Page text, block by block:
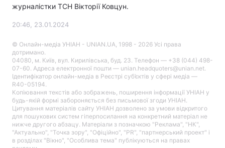
журналістки ТСН Вікторії Ковцун.
20:46, 23.01.2024
© Онлайн-медіа УНІАН - UNIAN.UA, 1998 - 2026 Усі права
дотримано.
04080, м. Київ, вул. Кирилівська, буд. 23. Телефон — +38 (044) 498-
07-60. Адреса електронної пошти — unian.headquoters@unian.net.
Ідентифікатор онлайн-медіа в Реєстрі суб’єктів у сфері медіа —
R40-05194.
Копіювання текстів або зображень, поширення інформації УНІАН у
будь-якій формі забороняється без письмової згоди УНІАН.
Цитування матеріалів сайту УНІАН дозволено за умови відкритого
для пошукових систем гіперпосилання на конкретний матеріал не
нижче другого абзацу. Матеріали з позначкою "Реклама", "НК",
"Актуально", "Точка зору", "Офіційно", "PR", "партнерський проект" і
в розділах "Вікно", "Особлива тема" публікуються на правах